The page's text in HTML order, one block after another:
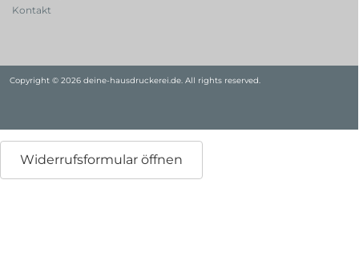
Kontakt
Copyright © 2026 deine-hausdruckerei.de. All rights reserved.
Widerrufsformular öffnen